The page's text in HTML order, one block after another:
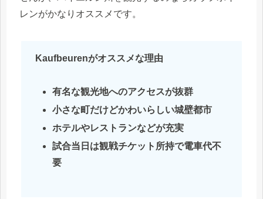
レンがかなりオススメです。
Kaufbeurenがオススメな理由
有名な観光地へのアクセスが抜群
小さな町だけどかわいらしい城壁都市
ホテルやレストランなどが充実
試合当日は観戦チケット所持で電車代不
要